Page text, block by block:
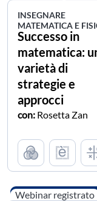
INSEGNARE
MATEMATICA E
Successo in
matematica:
varietà di
strategie e
approcci
con: Rosetta Zan
Webinar registrato